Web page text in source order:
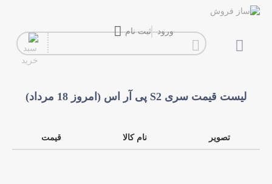
ورود ثبت نام
سیم گیتار
لیست قیمت سری S2 پی آر اس (امروز 18 مرداد)
تصویر نام کالا قیمت